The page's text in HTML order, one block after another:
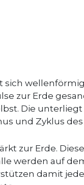
sich
zur Erde
Die
und Zyklus
zur Erde.
werden auf
damit